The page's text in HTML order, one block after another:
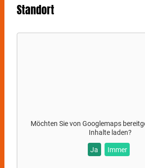
Standort
Möchten Sie vonGooglemaps
Inhalte laden?
Ja Immer